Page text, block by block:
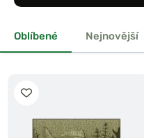
Oblíbené Nejnovější